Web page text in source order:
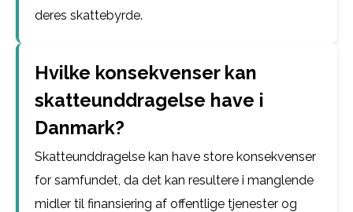
deres skattebyrde.
Hvilke konsekvenser kan
skatteunddragelse have i
Danmark?
Skatteunddragelse kan have store konsekvenser
for samfundet, da det kan resultere i manglende
midler til finansiering af offentlige tjenester og